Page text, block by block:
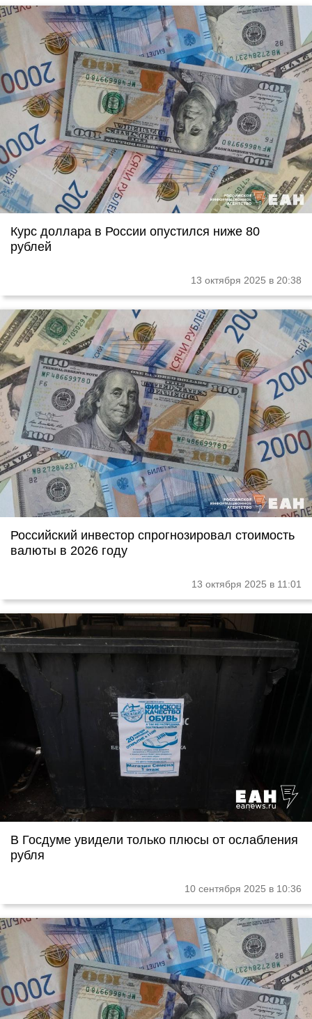
Курс доллара в России опустился ниже 80
рублей
13 октября 2025 в 20:38
Российский инвестор спрогнозировал стоимость
валюты в 2026 году
13 октября 2025 в 11:01
В Госдуме увидели только плюсы от ослабления
рубля
10 сентября 2025 в 10:36